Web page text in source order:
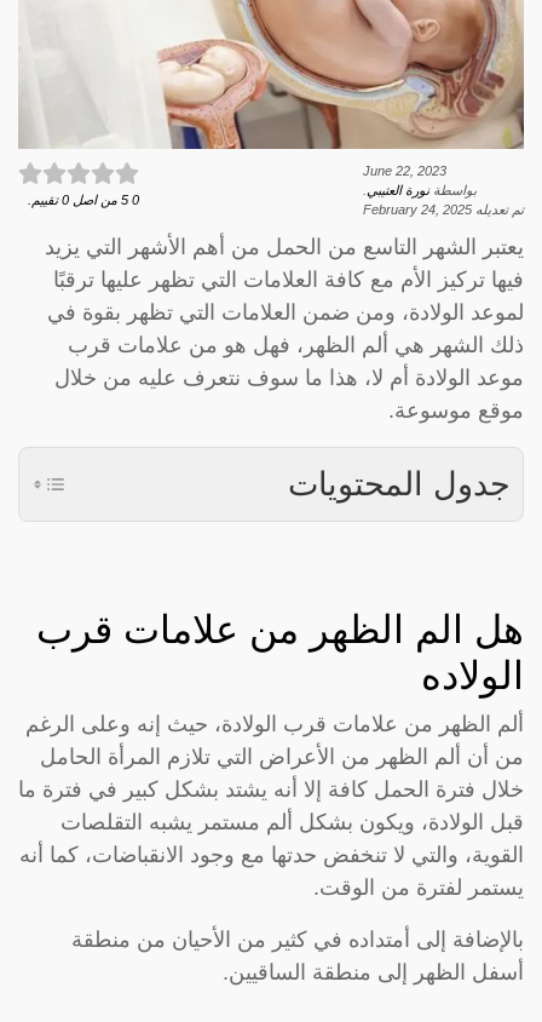
June 22, 2023
بواسطةنورة العتيبي
تم تعديله February 24, 2025
0
5 من اصل 0 تقييم.
يعتبر الشهر التاسع من الحمل من أهم الأشهر التي يزيد
فيها تركيز الأم مع كافة العلامات التي تظهر عليها ترقبًا
لموعد الولادة، ومن ضمن العلامات التي تظهر بقوة في
ذلك الشهر هي ألم الظهر، فهل هو من علامات قرب
موعد الولادة أم لا، هذا ما سوف نتعرف عليه من خلال
موقع موسوعة.
جدول المحتويات
هل الم الظهر من علامات قرب
الولاده
ألم الظهر من علامات قرب الولادة، حيث إنه وعلى الرغم
من أن ألم الظهر من الأعراض التي تلازم المرأة الحامل
خلال فترة الحمل كافة إلا أنه يشتد بشكل كبير في فترة ما
قبل الولادة، ويكون بشكل ألم مستمر يشبه التقلصات
القوية، والتي لا تنخفض حدتها مع وجود الانقباضات، كما أنه
يستمر لفترة من الوقت.
بالإضافة إلى أمتداده في كثير من الأحيان من منطقة
أسفل الظهر إلى منطقة الساقيين.